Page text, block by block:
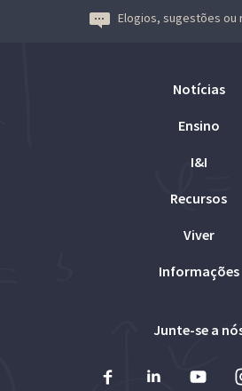
Elogios, sugestões ou
Notícias
Ensino
I&I
Recursos
Viver
Informações
Junte-se a